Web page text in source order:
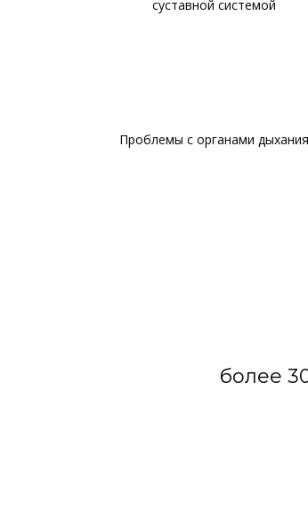
суставной системой
Проблемы с органами дыхания
более